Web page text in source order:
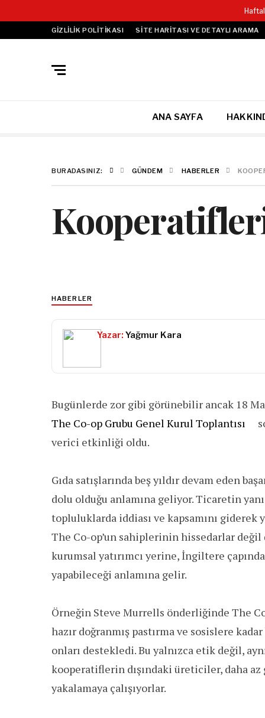
GIZLILIK POLITIKASI SITE HARITASI VE DETAYLI ARAMA
ANA SAYFA
BURADASINIZ: GÜNDEM HABERLER
HABERLER
Yazar: Yağmur Kara
Bugünlerde zor gibi görünebilir ancak 18
The Co-op Grubu Genel Kurul Toplantısı
verici etkinliği oldu.
Gıda satışlarında beş yıldır devam eden
dolu olduğu anlamına geliyor. Ticaretin
topluluklarda iddiası ve kapsamını giderek
The Co-op’un sahiplerinin hissedarlar değil
kurumsal yatırımcı yerine, İngiltere
yapabileceği anlamına gelir.
Örneğin Steve Murrells önderliğinde The
hazır doğranmış pastırma ve sosislere
onları destekledi. Bu yalnızca etik değil,
kooperatiflerin dışındaki üreticiler, daha
yakalamaya çalışıyorlar.